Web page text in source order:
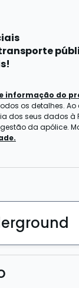
informação do
os detalhes. Ao
dos seus dados à
gestão da apólice.